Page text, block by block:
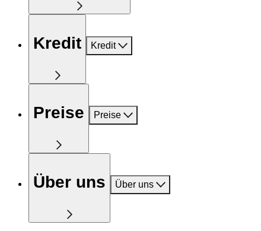
Kredit Kredit
Preise Preise
Über uns Über uns